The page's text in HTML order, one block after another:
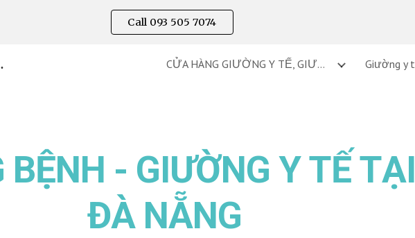
Call 093 505 7074
ĐÀ NẴNG CỬA HÀNG GIƯỜNG Y TẾ, GIƯỜNG BỆNH TẠI ĐÀ NẴNG
BỆNH - GIƯỜNG Y TẾ TẠI
ĐÀ NẴNG